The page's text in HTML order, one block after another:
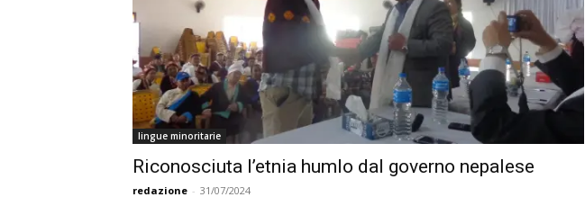
lingue minoritarie
Riconosciuta l’etnia humlo dal governo nepalese
redazione - 31/07/2024